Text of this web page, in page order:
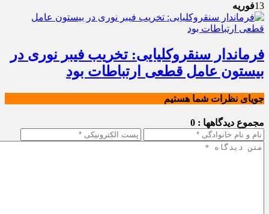
13فوریه
فرماندار سنقروکلیایی: تخریب فیبر نوری در
بیستون عامل قطعی ارتباطات بود
جویای نظرات شما هستیم
مجموع دیدگاهها : 0